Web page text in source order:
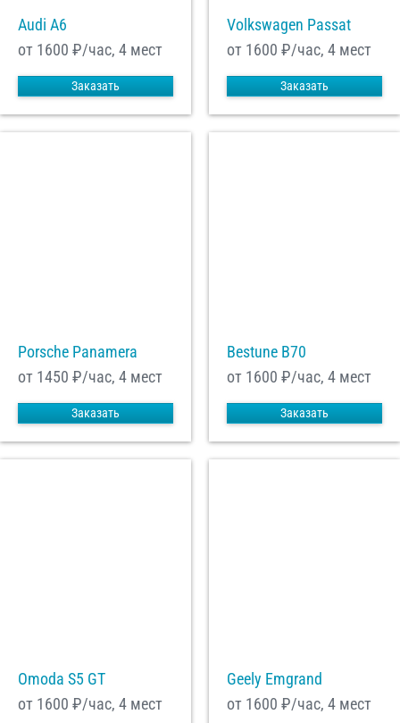
Audi A6
от 1600 ₽/час, 4 мест
Заказать
Volkswagen Passat
от 1600 ₽/час, 4 мест
Заказать
Porsche Panamera
от 1450 ₽/час, 4 мест
Заказать
Bestune B70
от 1600 ₽/час, 4 мест
Заказать
Omoda S5 GT
от 1600 ₽/час, 4 мест
Geely Emgrand
от 1600 ₽/час, 4 мест